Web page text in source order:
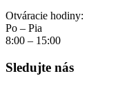
Otváracie hodiny:
Po – Pia
8:00 – 15:00
Sledujte nás